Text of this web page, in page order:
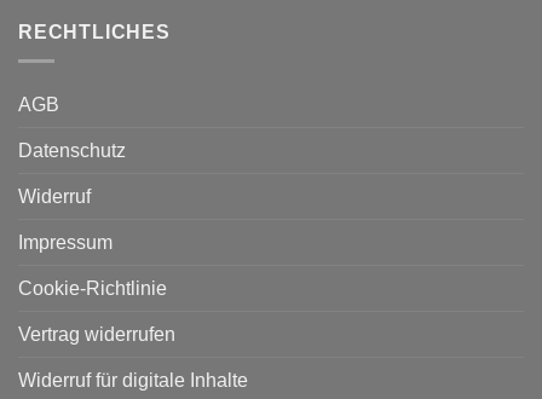
RECHTLICHES
AGB
Datenschutz
Widerruf
Impressum
Cookie-Richtlinie
Vertrag widerrufen
Widerruf für digitale Inhalte